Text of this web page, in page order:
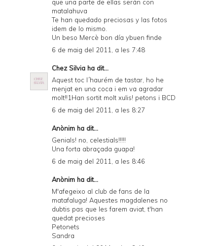
que una parte de ellas serán con
matalahuva
Te han quedado preciosas y las fotos
idem de lo mismo.
Un beso Mercè bon día ybuen finde
6 de maig del 2011, a les 7:48
Chez Silvia ha dit...
Aquest toc l´haurém de tastar, ho he
menjat en una coca i em va agradar
molt!!1Han sortit molt xulis! petons i BCD
6 de maig del 2011, a les 8:27
Anònim ha dit...
Genials! no, celestials!!!!!
Una forta abraçada guapa!
6 de maig del 2011, a les 8:46
Anònim ha dit...
M'afegeixo al club de fans de la
matafaluga! Aquestes magdalenes no
dubtis pas que les farem aviat, t'han
quedat precioses
Petonets
Sandra